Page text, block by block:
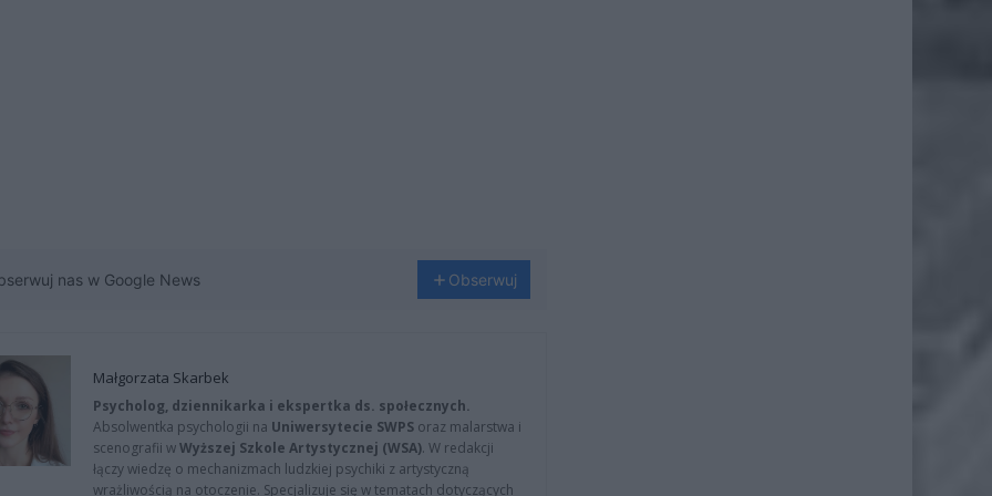
nas w Google News Obserwuj
Małgorzata Skarbek
Psycholog, dziennikarka i ekspertka ds. społecznych.
Absolwentka psychologii na Uniwersytecie SWPS oraz malarstwa i
scenografii wWyższej Szkole Artystycznej (WSA). W redakcji
łączy wiedzę o mechanizmach ludzkiej psychiki z artystyczną
wrażliwością na otoczenie. Specjalizuje się w tematach dotyczących